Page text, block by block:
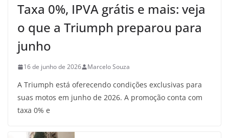
Taxa 0%, IPVA grátis e mais: veja
o que a Triumph preparou para
junho
16 de junho de 2026 Marcelo Souza
A Triumph está oferecendo condições exclusivas para
suas motos em junho de 2026. A promoção conta com
taxa 0% e